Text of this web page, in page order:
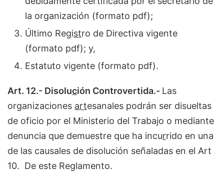
la organización (formato pdf);
Último Registro de Directiva vigente
(formato pdf); y,
Estatuto vigente (formato pdf).
Art. 12.- Disolución Controvertida.- Las
organizaciones artesanales podrán ser disueltas
de oficio por el Ministerio del Trabajo o mediante
denuncia que demuestre que ha incurrido en una
de las causales de disolución señaladas en el Art
10. De este Reglamento.